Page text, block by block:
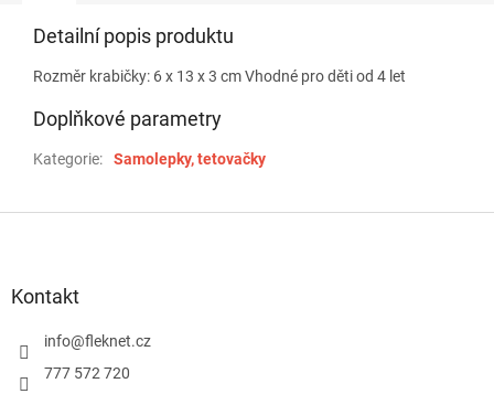
Detailní popis produktu
Rozměr krabičky: 6 x 13 x 3 cm Vhodné pro děti od 4 let
Doplňkové parametry
Kategorie: Samolepky, tetovačky
Kontakt
info@fleknet.cz
777 572 720